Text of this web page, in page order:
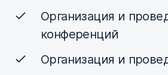
Организация и
конференций
Организация и